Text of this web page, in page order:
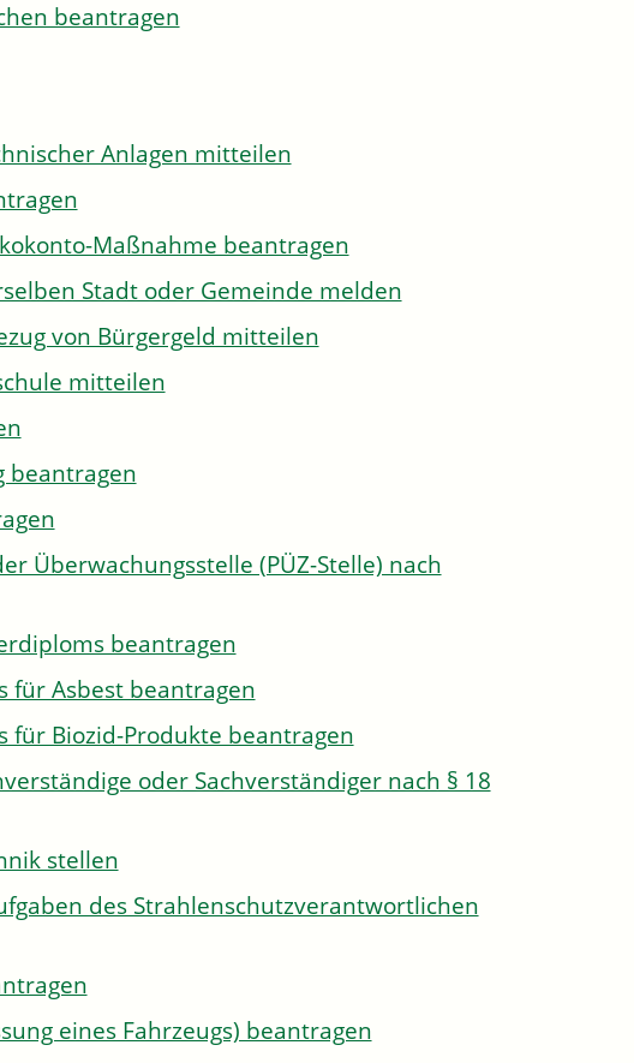
beantragen
Anlagen mitteilen
Maßnahme beantragen
Stadt oder Gemeinde melden
von Bürgergeld mitteilen
mitteilen
beantragen
Überwachungsstelle (PÜZ-Stelle) nach
beantragen
für Asbest beantragen
für Biozid-Produkte beantragen
oder Sachverständiger nach § 18
stellen
des Strahlenschutzverantwortlichen
eines Fahrzeugs) beantragen